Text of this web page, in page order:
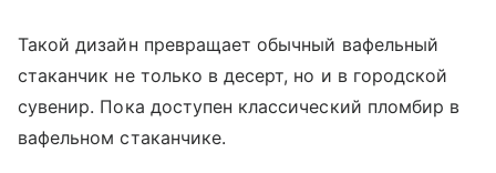
Такой дизайн превращает обычный вафельный
стаканчик не только в десерт, но и в городской
сувенир. Пока доступен классический пломбир в
вафельном стаканчике.